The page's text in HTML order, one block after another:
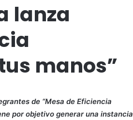
lanza
manos”
de “Mesa de Eficiencia
por objetivo generar una instancia